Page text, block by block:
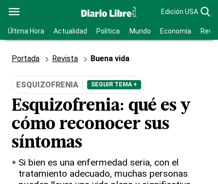
Edición USA
Última Hora Actualidad Política Mundo Economía
Portada Revista Buena vida
ESQUIZOFRENIA SEGUIR TEMA +
Esquizofrenia: qué es y
cómo reconocer sus
síntomas
Si bien es una enfermedad seria, con el
tratamiento adecuado, muchas personas